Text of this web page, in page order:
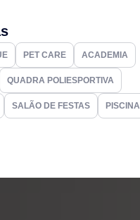
PET CARE ACADEMIA
QUADRA POLIESPORTIVA
SALÃO DE FESTAS PISCINA